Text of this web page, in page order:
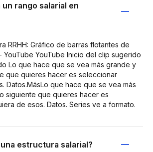
rango salarial en
RRHH: Gráfico de barras flotantes de
YouTube YouTube Inicio del clip sugerido
Lo que hace que se vea más grande y
que quieres hacer es seleccionar
Datos.MásLo que hace que se vea más
siguiente que quieres hacer es
de esos. Datos. Series ve a formato.
estructura salarial?